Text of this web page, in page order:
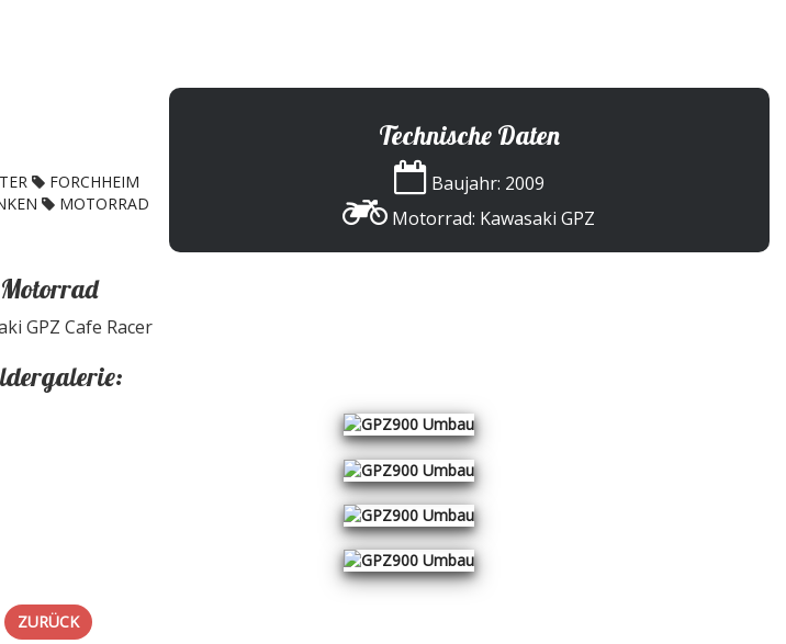
FORCHHEIM
MOTORRAD
Technische Daten
Baujahr: 2009
Motorrad: Kawasaki GPZ
Motorrad
GPZ Cafe Racer
ZURÜCK